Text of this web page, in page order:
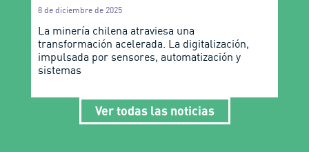
8 de diciembre de 2025
La minería chilena atraviesa una
transformación acelerada. La digitalización,
impulsada por sensores, automatización y
sistemas
Ver todas las noticias